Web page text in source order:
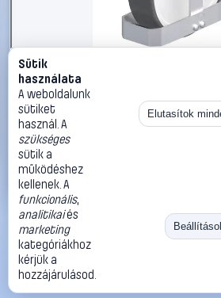
#3050937
Blickle 880378 B-POTH 200G-FS
görgő KerékØ: 200 mm Teherbírás
Blickle Görgők, kerekek
59 990 Ft
Kosárba
«
Méret:
Rendezés:
©2026
ThermoScope
ÁSZF
Cégbemutató
Sütik
használata
A weboldalunk
sütiket
használ. A
szükséges
sütik a
működéshez
kellenek. A
funkcionális,
analitikaiés
marketing
kategóriákhoz
kérjük a
hozzájárulásod.
Elutasítok